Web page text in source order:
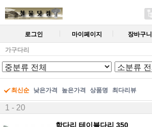
로그인 마이페이지 장바구니
가구다리
최신순 낮은가격 높은가격 상품명 최다리뷰
1 - 20
학다리 테이블다리 350